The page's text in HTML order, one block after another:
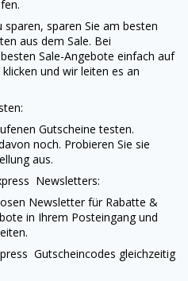
sparen Sie am besten
aus dem Sale. Bei
Sale-Angebote einfach auf
und wir leiten es an
Gutscheine testen.
noch. Probieren Sie sie
aus.
Newsletters:
Newsletter für Rabatte &
in Ihrem Posteingang und
Gutscheincodes gleichzeitig